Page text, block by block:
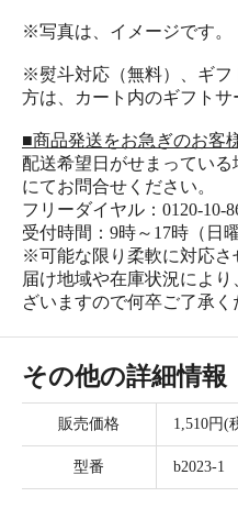
※写真は、イメージです。
※熨斗対応（無料）、ギフ
方は、カート内のギフトサ
■商品発送をお急ぎのお客
配送希望日がせまってい
にてお問合せください。
フリーダイヤル：0120-10-
受付時間：9時～17時（日
※可能な限り柔軟に対応さ
届け地域や在庫状況によ
ざいますので何卒ご了承く
その他の詳細情報
販売価格 1,510円(
型番 b2023-1